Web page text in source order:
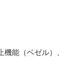
能（ベゼル）、